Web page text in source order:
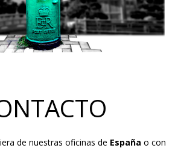
de nuestras oficinas de España o con